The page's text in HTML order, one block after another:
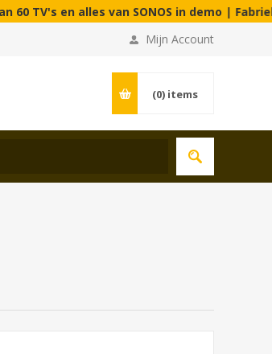
van SONOS in demo | Fabrieksstraat
Mijn Account
(0) items